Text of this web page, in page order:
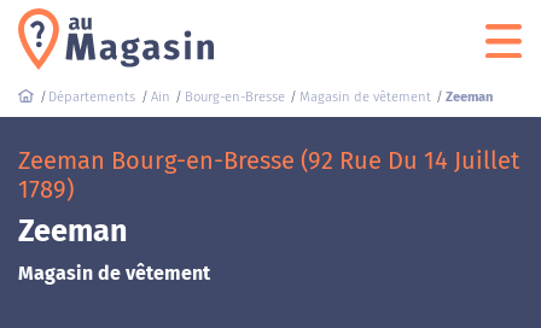
Départements Ain Bourg-en-Bresse Magasin de vêtement Zeeman
Zeeman Bourg-en-Bresse (92 Rue Du 14 Juillet
1789)
Zeeman
Magasin de vêtement